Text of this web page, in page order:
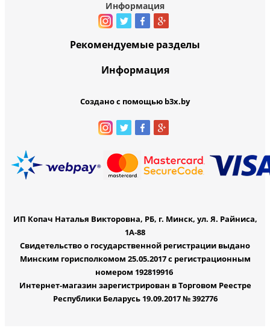
Информация
Рекомендуемые разделы
Информация
Создано с помощью b3x.by
ИП Копач Наталья Викторовна, РБ, г. Минск, ул. Я. Райниса,
1А-88
Свидетельство о государственной регистрации выдано
Минским горисполкомом 25.05.2017 с регистрационным
номером 192819916
Интернет-магазин зарегистрирован в Торговом Реестре
Республики Беларусь 19.09.2017 № 392776